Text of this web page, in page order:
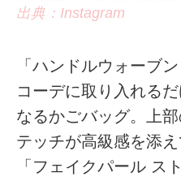
出典：Instagram
「ハンドルウォーブ
コーデに取り入れる
なるかごバッグ。上
テッチが高級感を添え
「フェイクパール ス